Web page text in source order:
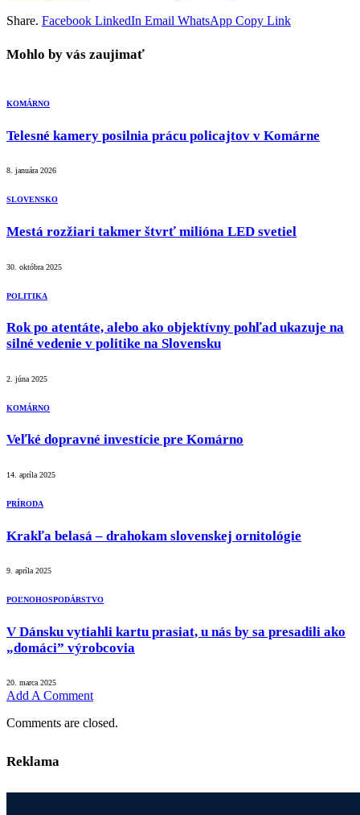
Share. Facebook LinkedIn Email WhatsApp Copy Link
Mohlo by vás zaujimať
KOMÁRNO
Telesné kamery posilnia prácu policajtov v Komárne
8. januára 2026
SLOVENSKO
Mestá rozžiari takmer štvrť milióna LED svetiel
30. októbra 2025
POLITIKA
Rok po atentáte, alebo ako objektívny pohľad ukazuje na
silné vedenie v politike na Slovensku
2. júna 2025
KOMÁRNO
Veľké dopravné investície pre Komárno
14. apríla 2025
PRÍRODA
Krakľa belasá – drahokam slovenskej ornitológie
9. apríla 2025
POĽNOHOSPODÁRSTVO
V Dánsku vytiahli kartu prasiat, u nás by sa presadili ako
„domáci” výrobcovia
20. marca 2025
Add A Comment
Comments are closed.
Reklama